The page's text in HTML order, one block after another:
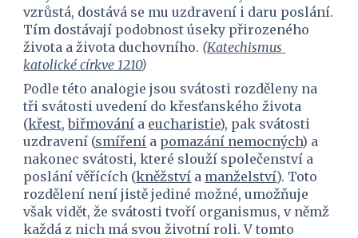
vzrůstá, dostává se mu uzdravení i daru poslání.
Tím dostávají podobnost úseky přirozeného
života a života duchovního. (Katechismus
katolické církve 1210)
Podle této analogie jsou svátosti rozděleny na
tři svátosti uvedení do křesťanského života
(křest, biřmování a eucharistie), pak svátosti
uzdravení (smíření a pomazání nemocných) a
nakonec svátosti, které slouží společenství a
poslání věřících (kněžství a manželství). Toto
rozdělení není jistě jediné možné, umožňuje
však vidět, že svátosti tvoří organismus, v němž
každá z nich má svou životní roli. V tomto